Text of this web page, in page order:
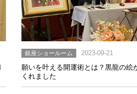
銀座ショールーム 2023-09-21
願いを叶える開運術とは？黒龍の絵
くれました